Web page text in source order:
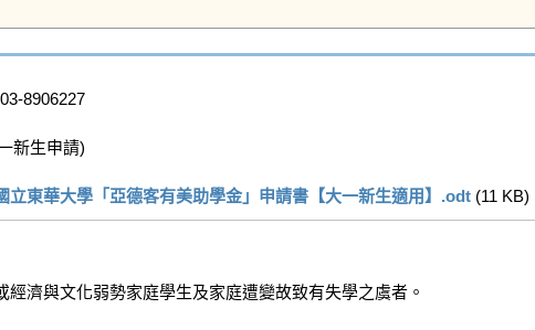
8906227
新生申請)
立東華大學「亞德客有美助學金」申請書【大一新生適用】.odt (11 KB)
濟與文化弱勢家庭學生及家庭遭變故致有失學之虞者。